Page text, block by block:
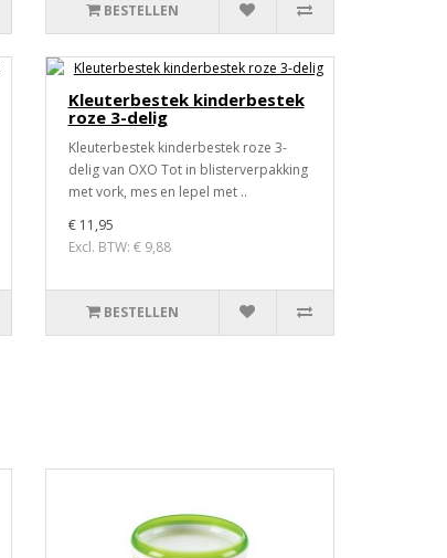
BESTELLEN
Kleuterbestek kinderbestek
roze 3-delig
Kleuterbestek kinderbestek roze 3-
delig van OXO Tot in blisterverpakking
met vork, mes en lepel met ..
€ 11,95
Excl. BTW: € 9,88
BESTELLEN